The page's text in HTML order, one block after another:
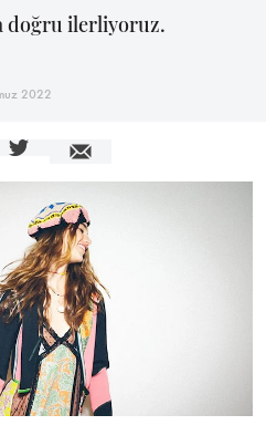
doğru ilerliyoruz.
2022